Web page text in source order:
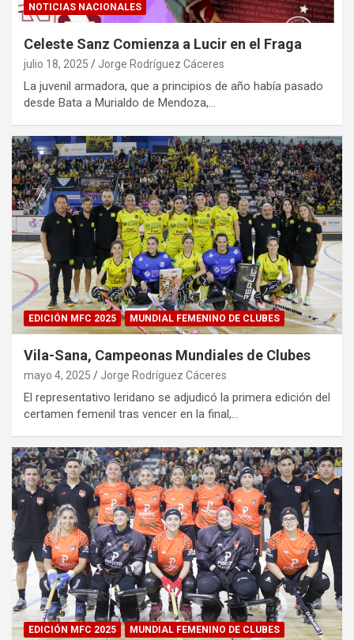
NOTICIAS NACIONALES
Celeste Sanz Comienza a Lucir en el Fraga
julio 18, 2025 Jorge Rodríguez Cáceres
La juvenil armadora, que a principios de año había pasado
desde Bata a Murialdo de Mendoza,…
EDICIÓN MFC 2025 MUNDIAL FEMENINO DE CLUBES
Vila-Sana, Campeonas Mundiales de Clubes
mayo 4, 2025 Jorge Rodríguez Cáceres
El representativo leridano se adjudicó la primera edición del
certamen femenil tras vencer en la final,…
EDICIÓN MFC 2025 MUNDIAL FEMENINO DE CLUBES